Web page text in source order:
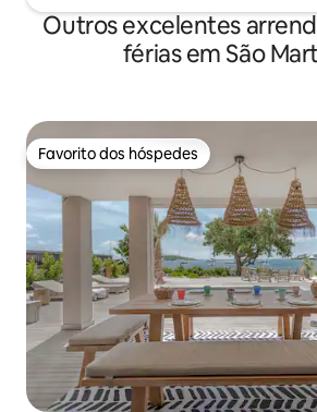
Outros excelentes
férias em São
Favorito dos hóspedes
Favorito dos hóspedes